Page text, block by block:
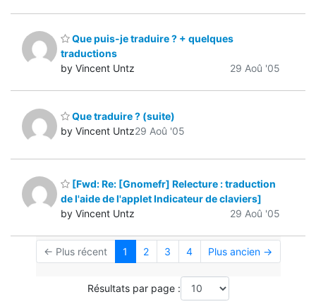
Que puis-je traduire ? + quelques
traductions
by Vincent Untz
29 Aoû '05
Que traduire ? (suite)
by Vincent Untz29 Aoû '05
[Fwd: Re: [Gnomefr] Relecture : traduction
de l'aide de l'applet Indicateur de claviers]
by Vincent Untz
29 Aoû '05
← Plus récent 1 2 3 4 Plus ancien →
Résultats par page :